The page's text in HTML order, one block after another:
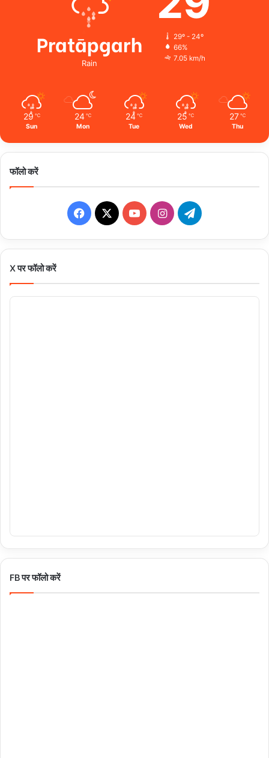
Pratāpgarh
Rain
29º - 24º
66%
7.05 km/h
29 ℃
Sun
24 ℃
Mon
24 ℃
Tue
25 ℃
Wed
27 ℃
Thu
फॉलो करें
Facebook
X YouTubeInstagramTelegram
X पर फॉलो करें
FB पर फॉलो करें